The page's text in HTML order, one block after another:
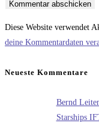
zum
Kommentieren
Adresse
zum
ein
URL
ein
Diese Website verwendet
deine Kommentardaten
Neueste Kommentare
Bernd
Starships